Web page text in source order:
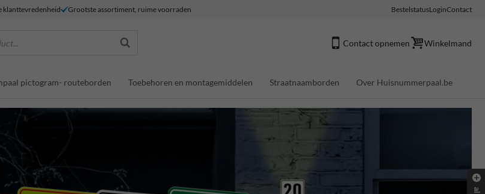
klanttevredenheid Grootste assortiment, ruime voorraden BestelstatusLoginContact
Contact opnemen Winkelmand
pictogram- routeborden Toebehoren en montagemiddelen Straatnaamborden Over Huisnummerpaal.be